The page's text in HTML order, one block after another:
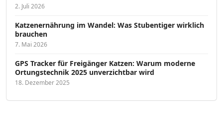
2. Juli 2026
Katzenernährung im Wandel: Was Stubentiger wirklich
brauchen
7. Mai 2026
GPS Tracker für Freigänger Katzen: Warum moderne
Ortungstechnik 2025 unverzichtbar wird
18. Dezember 2025